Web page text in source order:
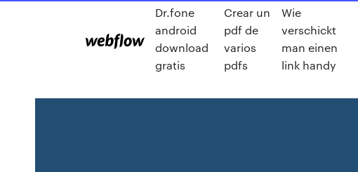
Dr.fone
android
download
gratis
Crear un
pdf de
varios
pdfs
Wie
verschickt
man einen
link handy